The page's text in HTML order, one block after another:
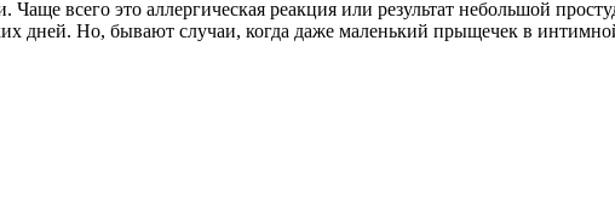
всего это аллергическая реакция или результат небольшой
дней. Но, бывают случаи, когда даже маленький прыщечек в